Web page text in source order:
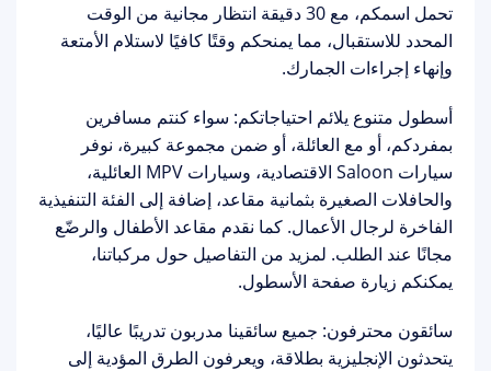
تحمل اسمكم، مع 30 دقيقة انتظار مجانية
من الوقت
المحدد للاستقبال، مما يمنحكم وقتًا كافيًا لاستلام الأمتعة
وإنهاء إجراءات الجمارك.
أسطول متنوع يلائم احتياجاتكم: سواء كنتم مسافرين
بمفردكم، أو مع العائلة، أو ضمن مجموعة كبيرة، نوفر
سيارات Saloon الاقتصادية، وسيارات MPV العائلية،
والحافلات الصغيرة بثمانية مقاعد، إضافة إلى الفئة التنفيذية
الفاخرة لرجال الأعمال. كما نقدم مقاعد الأطفال والرضّع
مجانًا عند الطلب. لمزيد من التفاصيل حول مركباتنا،
يمكنكم زيارة صفحة الأسطول.
سائقون محترفون: جميع سائقينا مدربون تدريبًا عاليًا،
يتحدثون الإنجليزية بطلاقة، ويعرفون الطرق المؤدية إلى